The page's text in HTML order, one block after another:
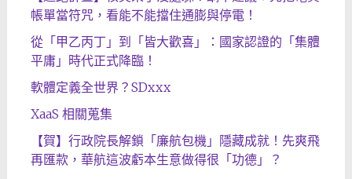
帳單當符咒，看能不能擋住通膨與停電！
從「甲乙丙丁」到「皆大歡喜」：國家認證的「集體
平庸」時代正式降臨！
軟體定義全世界？SDxxx
XaaS 相關蒐集
【賀】行政院長解鎖「廉航包機」隱藏成就！先爽飛
再匯款，華航這波虧本生意做得很「功德」？